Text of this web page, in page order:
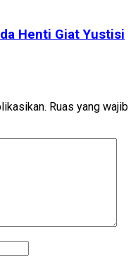
Henti Giat Yustisi
Ruas yang wajib